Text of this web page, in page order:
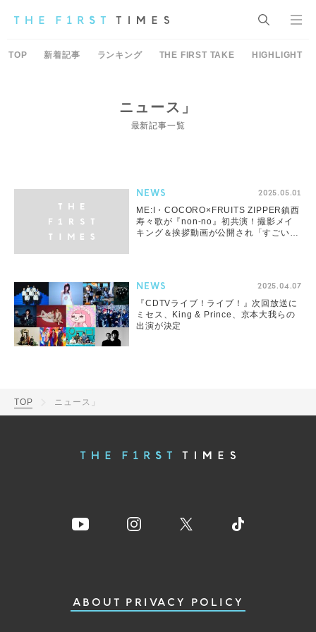
TOP 新着記事 ランキング THE FIRST TAKE HIGHLIGHT
ニュース」
最新記事一覧
NEWS 2025.05.01
ME:I・COCORO×FRUITS ZIPPER鎮西
寿々歌が『non-no』初共演！撮影メイ
キング＆挨拶動画が公開され「すごい幸
NEWS 2025.04.07
『CDTVライブ！ライブ！』次回放送に
ミセス、King & Prince、京本大我らの
出演が決定
TOP ニュース」
ABOUT PRIVACY POLICY